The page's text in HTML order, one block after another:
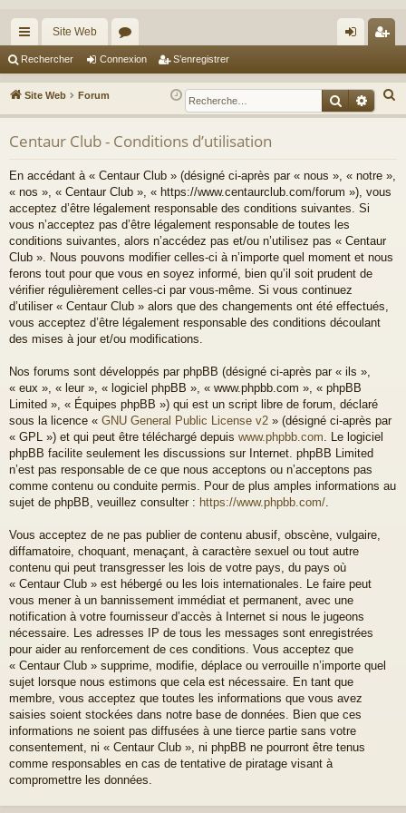
cc
ès
ra
pi
Site Web
or
u
m
s
ne
xi
nr
eg
r
Rechercher Connexion S’enregistrer
Site Web Forum
e
Centaur Club - Conditions d’utilisation
En accédant à « Centaur Club » (désigné ci-après par « nous », « notre »,
« nos », « Centaur Club », « https://www.centaurclub.com/forum »), vous
acceptez d’être légalement responsable des conditions suivantes. Si
vous n’acceptez pas d’être légalement responsable de toutes les
conditions suivantes, alors n’accédez pas et/ou n’utilisez pas « Centaur
Club ». Nous pouvons modifier celles-ci à n’importe quel moment et nous
ferons tout pour que vous en soyez informé, bien qu’il soit prudent de
vérifier régulièrement celles-ci par vous-même. Si vous continuez
d’utiliser « Centaur Club » alors que des changements ont été effectués,
vous acceptez d’être légalement responsable des conditions découlant
des mises à jour et/ou modifications.
Nos forums sont développés par phpBB (désigné ci-après par « ils »,
« eux », « leur », « logiciel phpBB », « www.phpbb.com », « phpBB
Limited », « Équipes phpBB ») qui est un script libre de forum, déclaré
sous la licence « GNU General Public License v2 » (désigné ci-après par
« GPL ») et qui peut être téléchargé depuis www.phpbb.com . Le logiciel
phpBB facilite seulement les discussions sur Internet. phpBB Limited
n’est pas responsable de ce que nous acceptons ou n’acceptons pas
comme contenu ou conduite permis. Pour de plus amples informations au
sujet de phpBB, veuillez consulter : https://www.phpbb.com/
Vous acceptez de ne pas publier de contenu abusif, obscène, vulgaire,
diffamatoire, choquant, menaçant, à caractère sexuel ou tout autre
contenu qui peut transgresser les lois de votre pays, du pays où
« Centaur Club » est hébergé ou les lois internationales. Le faire peut
vous mener à un bannissement immédiat et permanent, avec une
notification à votre fournisseur d’accès à Internet si nous le jugeons
nécessaire. Les adresses IP de tous les messages sont enregistrées
pour aider au renforcement de ces conditions. Vous acceptez que
« Centaur Club » supprime, modifie, déplace ou verrouille n’importe quel
sujet lorsque nous estimons que cela est nécessaire. En tant que
membre, vous acceptez que toutes les informations que vous avez
saisies soient stockées dans notre base de données. Bien que ces
informations ne soient pas diffusées à une tierce partie sans votre
consentement, ni « Centaur Club », ni phpBB ne pourront être tenus
comme responsables en cas de tentative de piratage visant à
compromettre les données.